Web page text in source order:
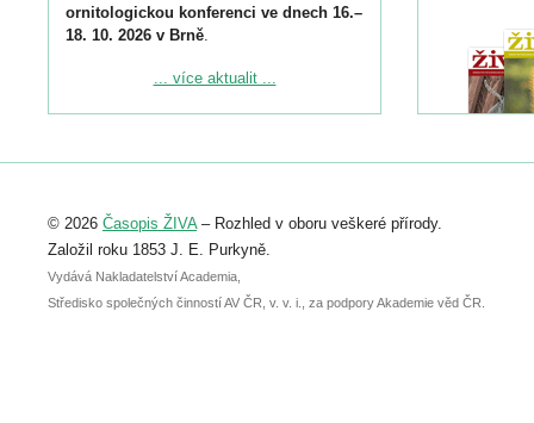
ornitologickou konferenci ve dnech 16.–
18. 10. 2026 v Brně.
Podrobnější informace ke konferenci
Registrovat se můžete do 6. září.
abstraktu přihlášené přednášky nebo
posteru je už 30. června.
... více aktualit ...
© 2026 Časopis ŽIVA– Rozhled v oboru veškeré přírody.
Založil roku 1853 J. E. Purkyně.
Vydává Nakladatelství Academia,
Středisko společných činností AV ČR, v. v. i., za podpory Akademie věd ČR.